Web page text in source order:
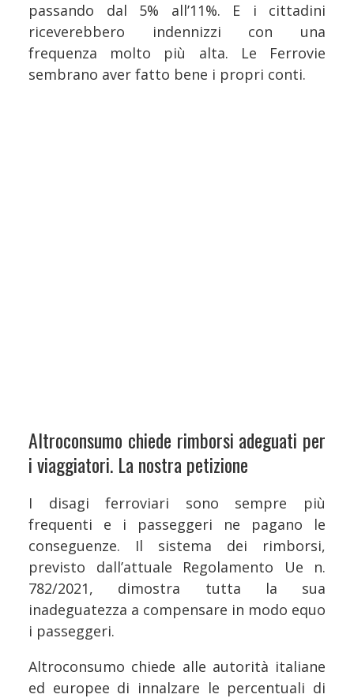
passando dal 5% all’11%. E i cittadini
riceverebbero indennizzi con una
frequenza molto più alta. Le Ferrovie
sembrano aver fatto bene i propri conti.
Altroconsumo chiede rimborsi adeguati per
i viaggiatori. La nostra petizione
I disagi ferroviari sono sempre più
frequenti e i passeggeri ne pagano le
conseguenze. Il sistema dei rimborsi,
previsto dall’attuale Regolamento Ue n.
782/2021, dimostra tutta la sua
inadeguatezza a compensare in modo equo
i passeggeri.
Altroconsumo chiede alle autorità italiane
ed europee di innalzare le percentuali di